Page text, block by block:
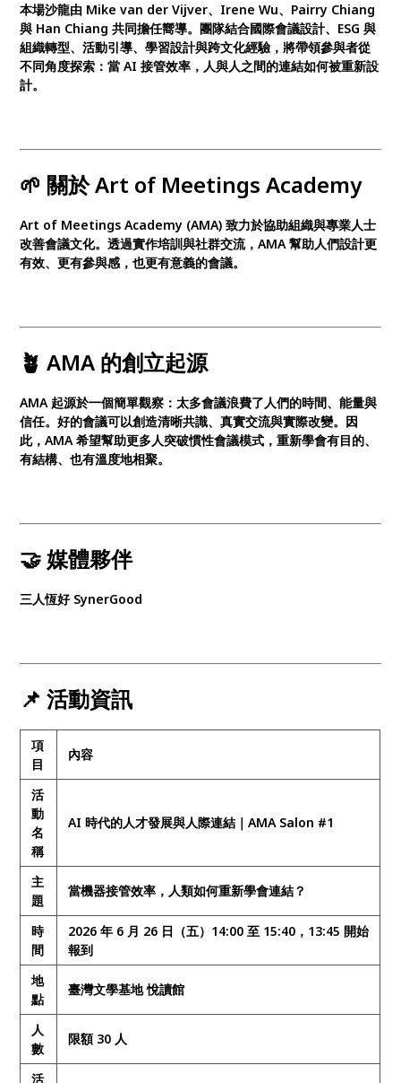
本場沙龍由 Mike van der Vijver、Irene Wu、Pairry Chiang
與 Han Chiang 共同擔任嚮導。團隊結合國際會議設計、ESG 與
組織轉型、活動引導、學習設計與跨文化經驗，將帶領參與者從
不同角度探索：當 AI 接管效率，人與人之間的連結如何被重新設
計。
🌱 關於 Art of Meetings Academy
Art of Meetings Academy (AMA) 致力於協助組織與專業人士
改善會議文化。透過實作培訓與社群交流，AMA 幫助人們設計更
有效、更有參與感，也更有意義的會議。
🪴 AMA 的創立起源
AMA 起源於一個簡單觀察：太多會議浪費了人們的時間、能量與
信任。好的會議可以創造清晰共識、真實交流與實際改變。因
此，AMA 希望幫助更多人突破慣性會議模式，重新學會有目的、
有結構、也有溫度地相聚。
🤝 媒體夥伴
三人恆好 SynerGood
📌 活動資訊
項
目
內容
活
動
名
稱
AI 時代的人才發展與人際連結｜AMA Salon #1
主
題
當機器接管效率，人類如何重新學會連結？
時
間
2026 年 6 月 26 日（五）14:00 至 15:40，13:45 開始
報到
地
點
臺灣文學基地 悅讀館
人
數
限額 30 人
活